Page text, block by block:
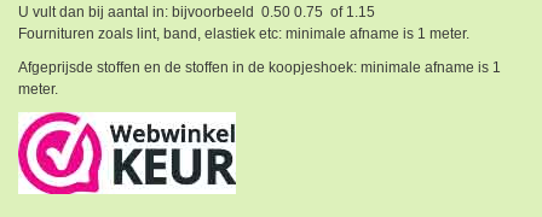
U vult dan bij aantal in: bijvoorbeeld 0.50 0.75 of 1.15
Fournituren zoals lint, band, elastiek etc: minimale afname is 1 meter.
Afgeprijsde stoffen en de stoffen in de koopjeshoek: minimale afname is 1
meter.